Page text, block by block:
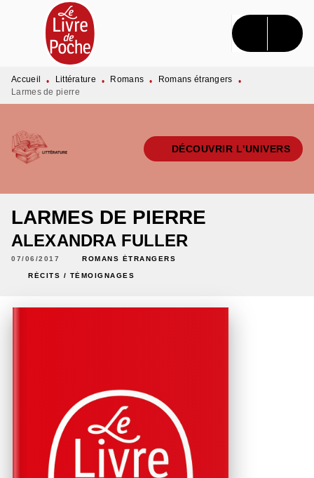
MENU RECHERCHE CONTENU
PIED DE PAGE
Accueil • Littérature • Romans • Romans étrangers
•
Larmes de pierre
DÉCOUVRIR L'UNIVERS
LARMES DE PIERRE
ALEXANDRA FULLER
07/06/2017 ROMANS ÉTRANGERS
RÉCITS / TÉMOIGNAGES